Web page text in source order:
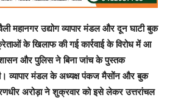
महानगर उद्योग व्यापार मंडल और दून घाटी बुक
के खिलाफ की गई कार्रवाई के विरोध में आ
और पुलिस ने बिना जांच के पुस्तक
व्यापार मंडल के अध्यक्ष पंकज मैसोंन और बुक
अरोड़ा ने शुक्रवार को इसे लेकर उत्तरांचल